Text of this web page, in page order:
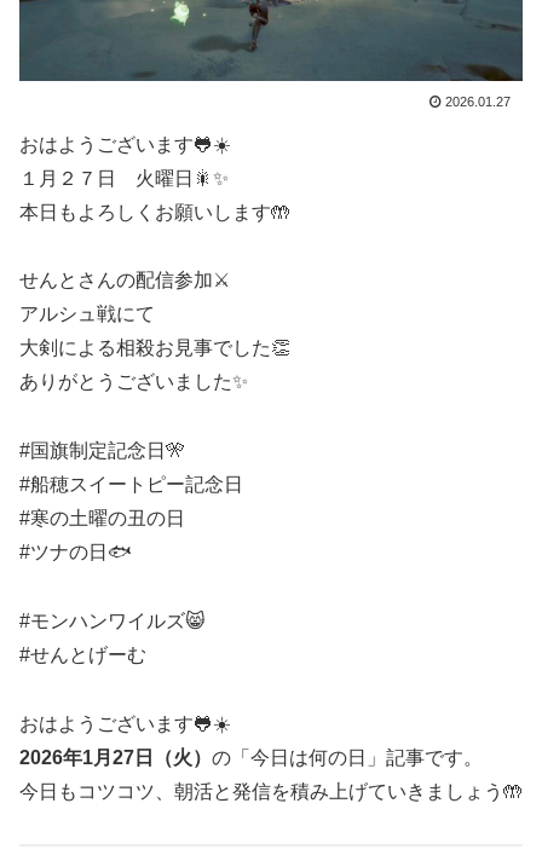
2026.01.27
おはようございます🐸☀️
１月２７日 火曜日🎇✨
本日もよろしくお願いします🤲
せんとさんの配信参加⚔️
アルシュ戦にて
大剣による相殺お見事でした👏
ありがとうございました✨
#国旗制定記念日🎌
#船穂スイートピー記念日
#寒の土曜の丑の日
#ツナの日🐟
#モンハンワイルズ😸
#せんとげーむ
おはようございます🐸☀️
2026年1月27日（火） の「今日は何の日」記事です。
今日もコツコツ、朝活と発信を積み上げていきましょう🤲